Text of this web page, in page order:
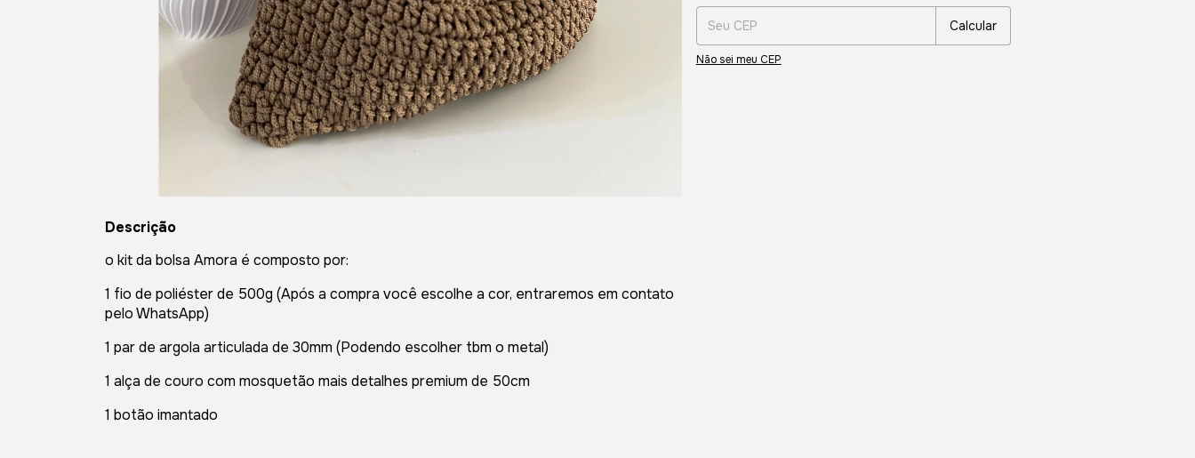
Calcular
Não sei meu CEP
Descrição
o kit da bolsa Amora é composto por:
1 fio de poliéster de 500g (Após a compra você escolhe a cor, entraremos em contato
pelo WhatsApp)
1 par de argola articulada de 30mm (Podendo escolher tbm o metal)
1 alça de couro com mosquetão mais detalhes premium de 50cm
1 botão imantado